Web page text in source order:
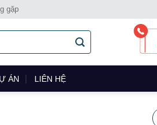
gặp
ÁN LIÊN HỆ